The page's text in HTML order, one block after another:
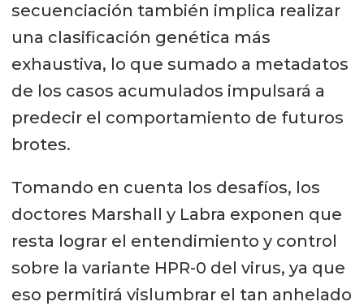
secuenciación también implica realizar
una clasificación genética más
exhaustiva, lo que sumado a metadatos
de los casos acumulados impulsará a
predecir el comportamiento de futuros
brotes.
Tomando en cuenta los desafíos, los
doctores Marshall y Labra exponen que
resta lograr el entendimiento y control
sobre la variante HPR-0 del virus, ya que
eso permitirá vislumbrar el tan anhelado